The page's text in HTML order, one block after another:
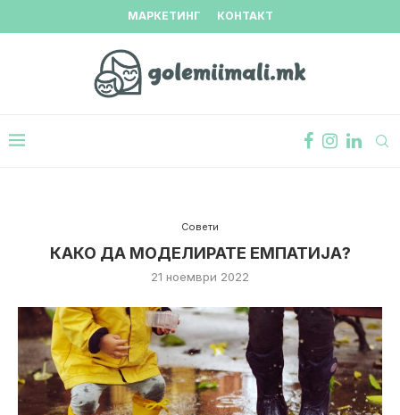
МАРКЕТИНГ КОНТАКТ
Совети
КАКО ДА МОДЕЛИРАТЕ ЕМПАТИЈА?
21 ноември 2022